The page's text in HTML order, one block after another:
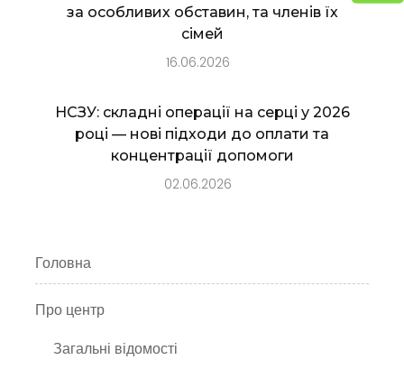
за особливих обставин, та членів їх
сімей
16.06.2026
НСЗУ: складні операції на серці у 2026
році — нові підходи до оплати та
концентрації допомоги
02.06.2026
Головна
Про центр
Загальні відомості